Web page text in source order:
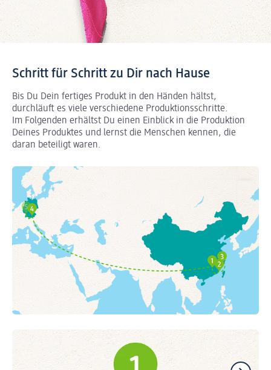
Schritt für Schritt zu Dir nach Hause
Bis Du Dein fertiges Produkt in den Händen hältst,
durchläuft es viele verschiedene Produktionsschritte.
Im Folgenden erhältst Du einen Einblick in die Produktion
Deines Produktes und lernst die Menschen kennen, die
daran beteiligt waren.